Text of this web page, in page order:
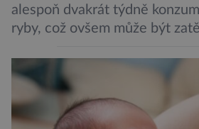
alespoň dvakrát týdně
ryby, což ovšem může být
doporučení se nyní staly
sardinky, které si může
„Místo toho, aby poskytovaly
mononutrienty, jsou rybí